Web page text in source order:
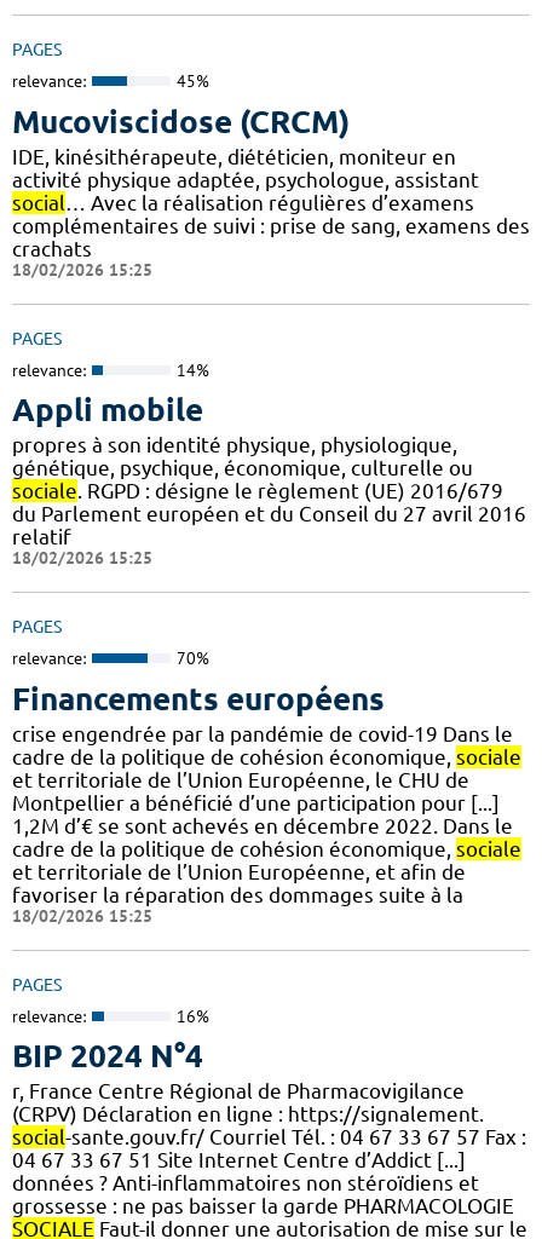
PAGES
relevance: 45%
Mucoviscidose (CRCM)
IDE, kinésithérapeute, diététicien, moniteur en
activité physique adaptée, psychologue, assistant
social
… Avec la réalisation régulières d’examens
complémentaires de suivi : prise de sang, examens des
crachats
18/02/2026 15:25
PAGES
relevance: 14%
Appli mobile
propres à son identité physique, physiologique,
génétique, psychique, économique, culturelle ou
sociale. RGPD : désigne le règlement (UE) 2016/679
du Parlement européen et du Conseil du 27 avril 2016
relatif
18/02/2026 15:25
PAGES
relevance: 70%
Financements européens
crise engendrée par la pandémie de covid-19 Dans le
cadre de la politique de cohésion économique, sociale
et territoriale de l’Union Européenne, le CHU de
Montpellier a bénéficié d’une participation pour [...]
1,2M d’€ se sont achevés en décembre 2022. Dans le
cadre de la politique de cohésion économique, sociale
et territoriale de l’Union Européenne, et afin de
favoriser la réparation des dommages suite à la
18/02/2026 15:25
PAGES
relevance: 16%
BIP 2024 N°4
r, France Centre Régional de Pharmacovigilance
(CRPV) Déclaration en ligne : https://signalement.
social-sante.gouv.fr/ Courriel Tél. : 04 67 33 67 57 Fax :
04 67 33 67 51 Site Internet Centre d’Addict [...]
données ? Anti-inflammatoires non stéroïdiens et
grossesse : ne pas baisser la garde PHARMACOLOGIE
SOCIALE Faut-il donner une autorisation de mise sur le